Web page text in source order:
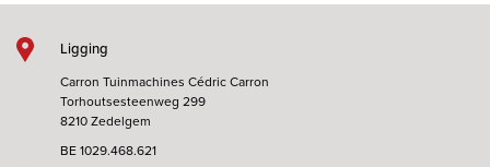
Ligging
Carron Tuinmachines Cédric Carron
Torhoutsesteenweg 299
8210 Zedelgem
BE 1029.468.621